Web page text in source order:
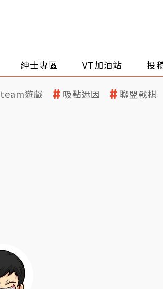
紳士專區 VT加油站 投
遊戲 吸點迷因 聯盟戰棋